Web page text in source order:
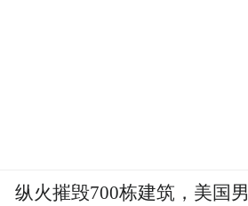
纵火摧毁700栋建筑，美国男